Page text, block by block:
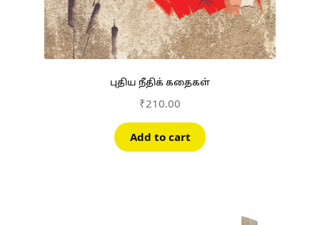
புதிய நீதிக் கதைகள்
₹210.00
Add to cart